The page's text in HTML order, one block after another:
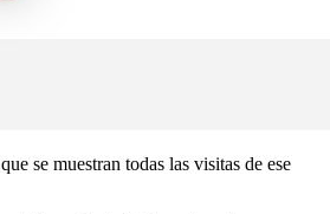
se muestran todas las visitas de ese